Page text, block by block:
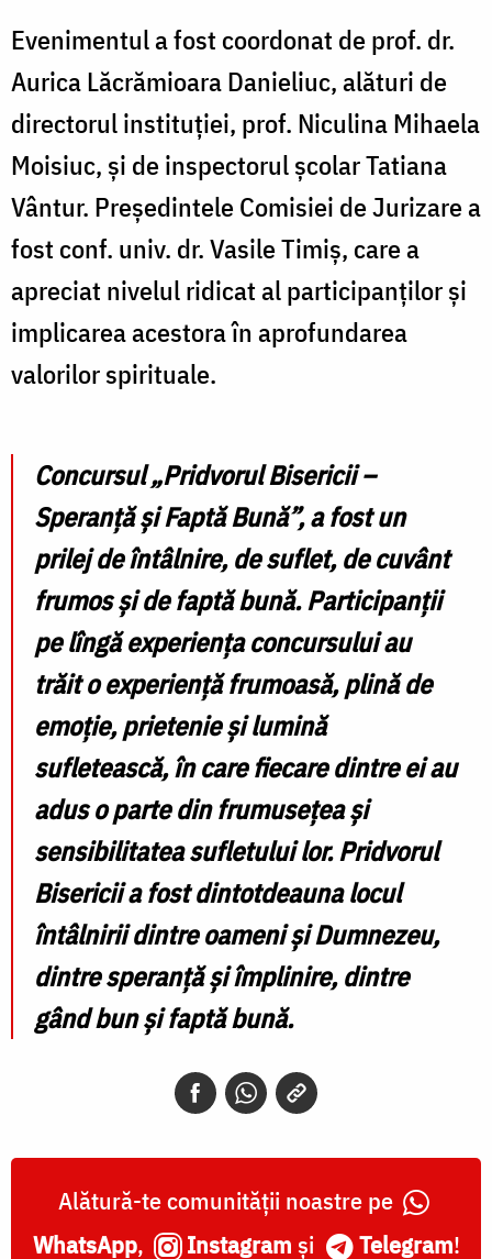
Evenimentul a fost coordonat de prof. dr.
Aurica Lăcrămioara Danieliuc, alături de
directorul instituției, prof. Niculina Mihaela
Moisiuc, și de inspectorul școlarTatiana
Vântur. Președintele Comisiei de Jurizare a
fost conf. univ. dr.Vasile Timiș, care a
apreciat nivelul ridicat al participanților și
implicarea acestora în aprofundarea
valorilor spirituale.
Concursul „Pridvorul Bisericii –
Speranță și Faptă Bună”, a fost un
prilej de întâlnire, de suflet, de cuvânt
frumos și de faptă bună. Participanții
pe lîngă experiența concursului au
trăit o experiență frumoasă, plină de
emoție, prietenie și lumină
sufletească, în care fiecare dintre ei au
adus o parte din frumusețea și
sensibilitatea sufletului lor. Pridvorul
Bisericii a fost dintotdeauna locul
întâlnirii dintre oameni și Dumnezeu,
dintre speranță și împlinire, dintre
gând bun și faptă bună.
Alătură-te comunității noastre pe
WhatsApp, Instagram și Telegram!